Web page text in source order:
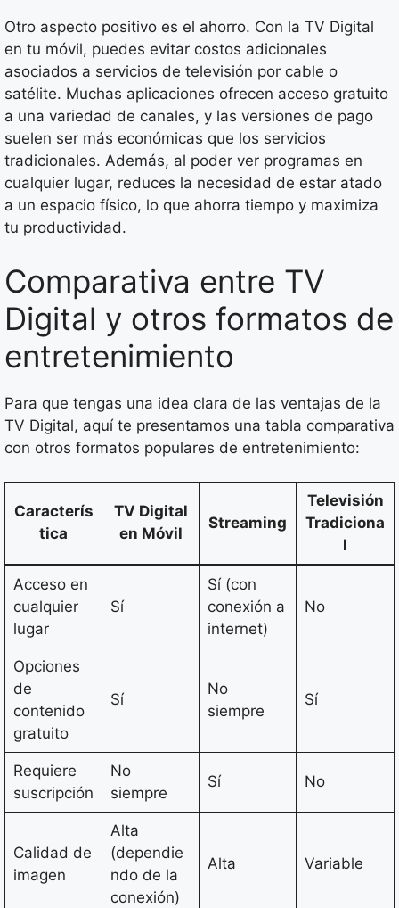
Otro aspecto positivo es el ahorro. Con la TV Digital
en tu móvil, puedes evitar costos adicionales
asociados a servicios de televisión por cable o
satélite. Muchas aplicaciones ofrecen acceso gratuito
a una variedad de canales, y las versiones de pago
suelen ser más económicas que los servicios
tradicionales. Además, al poder ver programas en
cualquier lugar, reduces la necesidad de estar atado
a un espacio físico, lo que ahorra tiempo y maximiza
tu productividad.
Comparativa entre TV
Digital y otros formatos de
entretenimiento
Para que tengas una idea clara de las ventajas de la
TV Digital, aquí te presentamos una tabla comparativa
con otros formatos populares de entretenimiento:
Caracterís
tica
TV Digital
en Móvil
Streaming
Televisión
Tradiciona
l
Acceso en
cualquier
lugar
Sí
Sí (con
conexión a
internet)
No
Opciones
de
contenido
gratuito
Sí
No
siempre
Sí
Requiere
suscripción
No
siempre
Sí No
Calidad de
imagen
Alta
(dependie
ndo de la
conexión)
Alta Variable